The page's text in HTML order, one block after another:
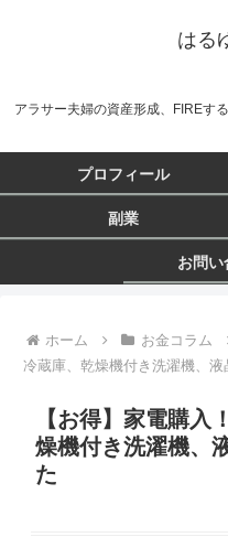
はる
アラサー夫婦の資産形成、FIREす
プロフィール
副業
お問い
ホーム お金コラム
冷蔵庫、乾燥機付き洗濯機、
【お得】家電購入
燥機付き洗濯機、
た